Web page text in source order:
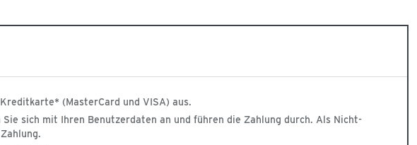
(MasterCard und VISA) aus.
sich mit Ihren Benutzerdaten an und führen die Zahlung durch. Als Nicht-